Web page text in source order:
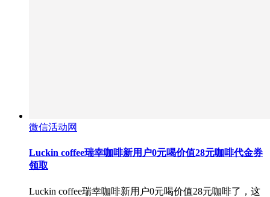
微信活动网
Luckin coffee瑞幸咖啡新用户0元喝价值28元咖啡代金券
领取
Luckin coffee瑞幸咖啡新用户0元喝价值28元咖啡了，这